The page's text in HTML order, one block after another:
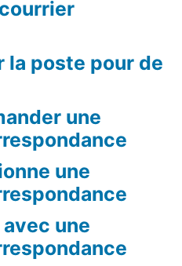
la poste pour de
une
une
une